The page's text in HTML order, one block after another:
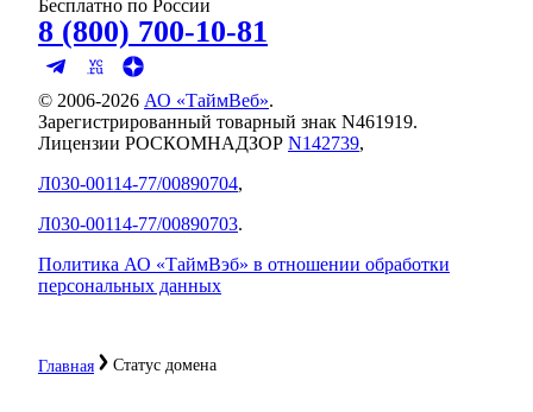
Главная Статус домена
Бесплатно по России
8 (800) 700-10-81
© 2006-2026 АО «ТаймВеб».
Зарегистрированный товарный знак N461919.
Лицензии РОСКОМНАДЗОР N142739,
Л030-00114-77/00890704,
Л030-00114-77/00890703.
Политика АО «ТаймВэб» в отношении обработки
персональных данных